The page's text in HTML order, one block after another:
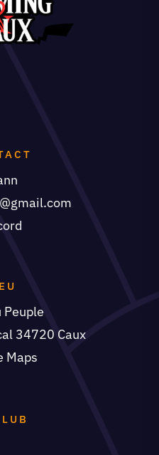
Peuple
34720 Caux
Maps